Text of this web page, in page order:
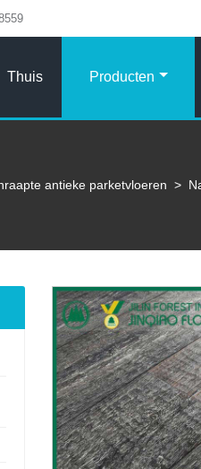
Thuis Producten
antieke parketvloeren >